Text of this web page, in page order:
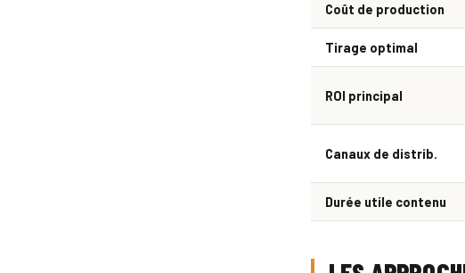
Coût de production
Tirage optimal
ROI principal
Canaux de distrib.
Durée utile contenu